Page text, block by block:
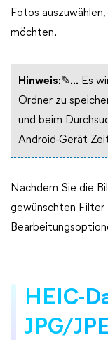
Fotos
möchten.
Hinweis:✎... Es
Ordner zu
und beim
Android-Gerät
Nachdem Sie die
gewünschten Filter
HEIC-
JPG/